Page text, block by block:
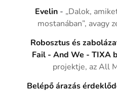
Evelin - „Dalok,
mostanában”, avagy
Robosztus és
Fail - And We - TIXA
projektje, az All
Belépő árazás